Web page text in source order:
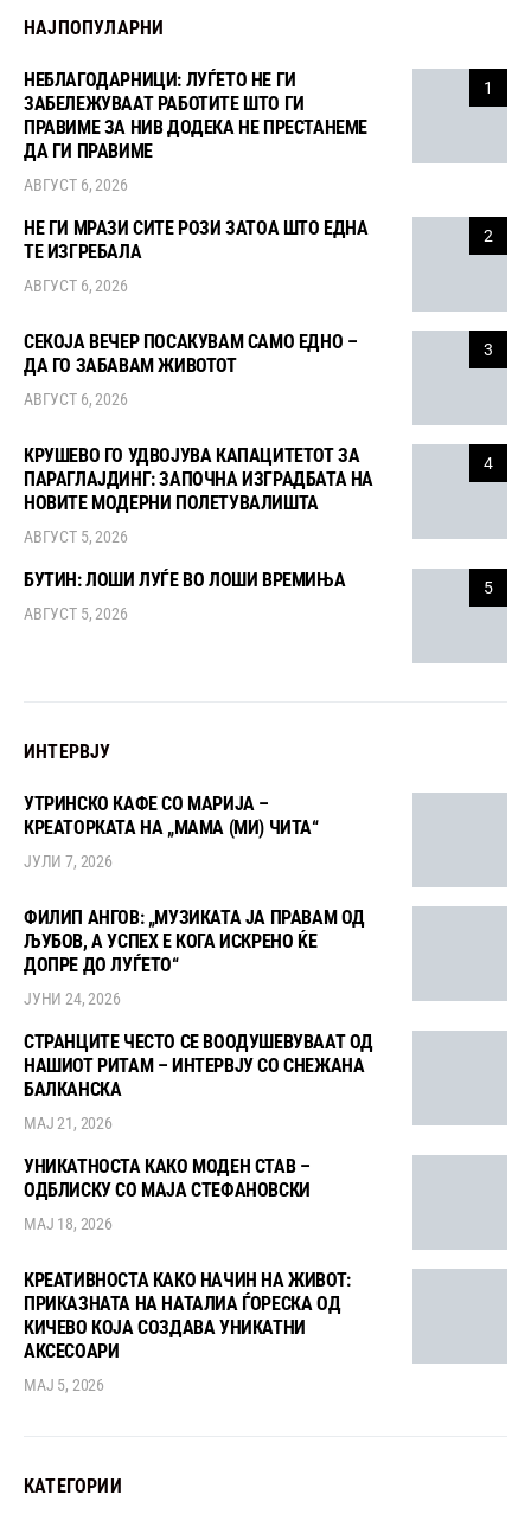
НАЈПОПУЛАРНИ
1
НЕБЛАГОДАРНИЦИ: ЛУЃЕТО НЕ ГИ
ЗАБЕЛЕЖУВААТ РАБОТИТЕ ШТО ГИ
ПРАВИМЕ ЗА НИВ ДОДЕКА НЕ ПРЕСТАНЕМЕ
ДА ГИ ПРАВИМЕ
АВГУСТ 6, 2026
2
НЕ ГИ МРАЗИ СИТЕ РОЗИ ЗАТОА ШТО ЕДНА
ТЕ ИЗГРЕБАЛА
АВГУСТ 6, 2026
3
СЕКОЈА ВЕЧЕР ПОСАКУВАМ САМО ЕДНО –
ДА ГО ЗАБАВАМ ЖИВОТОТ
АВГУСТ 6, 2026
4
КРУШЕВО ГО УДВОЈУВА КАПАЦИТЕТОТ ЗА
ПАРАГЛАЈДИНГ: ЗАПОЧНА ИЗГРАДБАТА НА
НОВИТЕ МОДЕРНИ ПОЛЕТУВАЛИШТА
АВГУСТ 5, 2026
5
БУТИН: ЛОШИ ЛУЃЕ ВО ЛОШИ ВРЕМИЊА
АВГУСТ 5, 2026
ИНТЕРВЈУ
УТРИНСКО КАФЕ СО МАРИЈА –
КРЕАТОРКАТА НА „МАМА (МИ) ЧИТА“
ЈУЛИ 7, 2026
ФИЛИП АНГОВ: „МУЗИКАТА ЈА ПРАВАМ ОД
ЉУБОВ, А УСПЕХ Е КОГА ИСКРЕНО ЌЕ
ДОПРЕ ДО ЛУЃЕТО“
ЈУНИ 24, 2026
СТРАНЦИТЕ ЧЕСТО СЕ ВООДУШЕВУВААТ ОД
НАШИОТ РИТАМ – ИНТЕРВЈУ СО СНЕЖАНА
БАЛКАНСКА
МАЈ 21, 2026
УНИКАТНОСТА КАКО МОДЕН СТАВ –
ОДБЛИСКУ СО МАЈА СТЕФАНОВСКИ
МАЈ 18, 2026
КРЕАТИВНОСТА КАКО НАЧИН НА ЖИВОТ:
ПРИКАЗНАТА НА НАТАЛИА ЃОРЕСКА ОД
КИЧЕВО КОЈА СОЗДАВА УНИКАТНИ
АКСЕСОАРИ
МАЈ 5, 2026
КАТЕГОРИИ